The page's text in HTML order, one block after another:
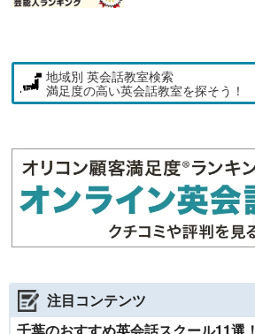
地域別 英会話教室検索
満足度の高い英会話教室を探そう！
注目コンテンツ